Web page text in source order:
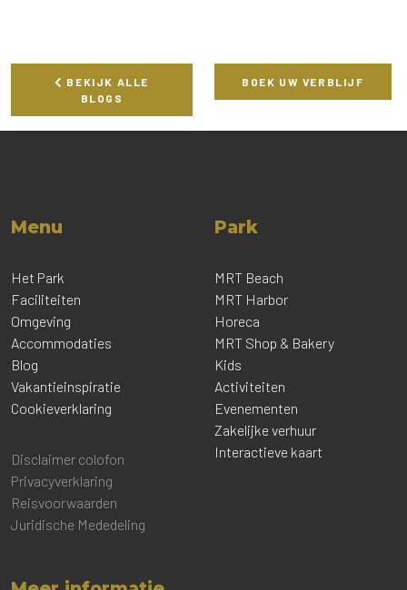
BEKIJK ALLE
BLOGS
BOEK UW VERBLIJF
Menu
Het Park
Faciliteiten
Omgeving
Accommodaties
Blog
Vakantieinspiratie
Cookieverklaring
Disclaimer colofon
Privacyverklaring
Reisvoorwaarden
Juridische Mededeling
Park
MRT Beach
MRT Harbor
Horeca
MRT Shop & Bakery
Kids
Activiteiten
Evenementen
Zakelijke verhuur
Interactieve kaart